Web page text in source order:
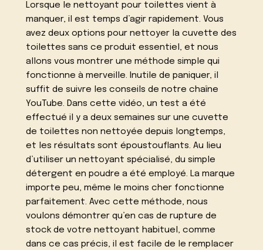
Lorsque le nettoyant pour toilettes vient à
manquer, il est temps d’agir rapidement. Vous
avez deux options pour nettoyer la cuvette des
toilettes sans ce produit essentiel, et nous
allons vous montrer une méthode simple qui
fonctionne à merveille. Inutile de paniquer, il
suffit de suivre les conseils de notre chaîne
YouTube. Dans cette vidéo, un test a été
effectué il y a deux semaines sur une cuvette
de toilettes non nettoyée depuis longtemps,
et les résultats sont époustouflants. Au lieu
d’utiliser un nettoyant spécialisé, du simple
détergent en poudre a été employé. La marque
importe peu, même le moins cher fonctionne
parfaitement. Avec cette méthode, nous
voulons démontrer qu’en cas de rupture de
stock de votre nettoyant habituel, comme
dans ce cas précis, il est facile de le remplacer